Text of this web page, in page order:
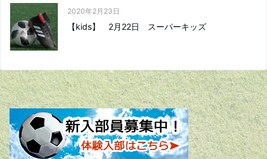
2020年2月23日
【kids】 2月22日 スーパーキッズ